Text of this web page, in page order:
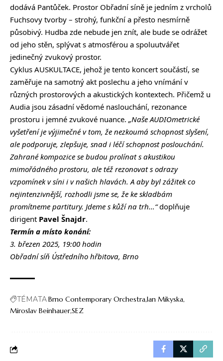
dodává Pantůček. Prostor Obřadní síně je jedním z vrcholů
Fuchsovy tvorby – strohý, funkční a přesto nesmírně
působivý. Hudba zde nebude jen znít, ale bude se odrážet
od jeho stěn, splývat s atmosférou a spoluutvářet
jedinečný zvukový prostor.
Cyklus AUSKULTACE, jehož je tento koncert součástí, se
zaměřuje na samotný akt poslechu a jeho vnímání v
různých prostorových a akustických kontextech. Přičemž u
Audia jsou zásadní vědomé naslouchání, rezonance
prostoru i jemné zvukové nuance. „Naše AUDIOmetrické
vyšetření je výjimečné v tom, že nezkoumá schopnost slyšení,
ale podporuje, zlepšuje, snad i léčí schopnost poslouchání.
Zahrané kompozice se budou prolínat s akustikou
mimořádného prostoru, ale též rezonovat s odrazy
vzpomínek v síni i v našich hlavách. A aby byl zážitek co
nejintenzivnější, rozhodli jsme se, že ke skladbám
promítneme partitury. Jdeme s kůží na trh…“doplňuje
dirigent Pavel Šnajdr.
Termín a místo konání:
3. březen 2025, 19:00 hodin
Obřadní síň Ústředního hřbitova, Brno
TÉMATABrno Contemporary OrchestraIan Mikyska
Miroslav BeinhauerSEZ